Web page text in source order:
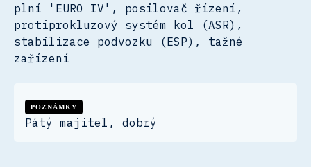
plní 'EURO IV', posilovač řízení,
protiprokluzový systém kol (ASR),
stabilizace podvozku (ESP), tažné
zařízení
POZNÁMKY
Pátý majitel, dobrý